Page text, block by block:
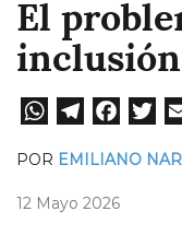
El
inclusión
W
A
Te
a
Fa
POR EMILIANO
12 Mayo 2026